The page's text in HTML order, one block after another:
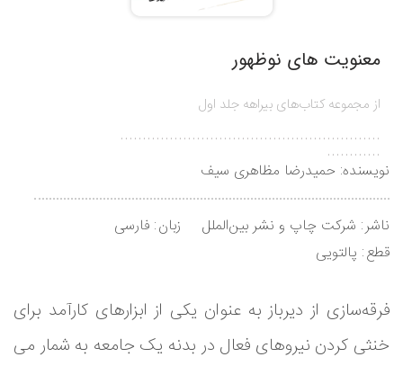
معنویت های نوظهور
از مجموعه کتاب‌های بیراهه جلد اول
..........................................................
............
نویسنده: حمیدرضا مظاهری سیف
ناشر شركت چاپ و نشر بین‌الملل زبان فارسی
قطع پالتویی
فرقهسازی از دیرباز به عنوان یکی از ابزارهای کارآمد برای
خنثی کردن نیروهای فعال در بدنه یک جامعه به شمار می